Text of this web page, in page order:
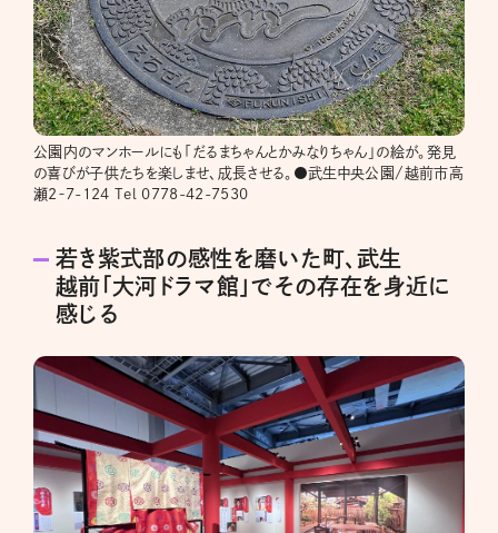
公園内のマンホールにも「だるまちゃんとかみなりちゃん」の絵が。発見
の喜びが子供たちを楽しませ、成長させる。●武生中央公園/越前市高
瀬2‐7-124 Tel 0778-42-7530
若き紫式部の感性を磨いた町、武生
越前「大河ドラマ館」でその存在を身近に
感じる